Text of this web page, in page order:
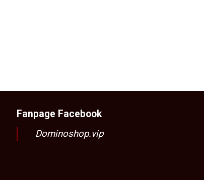
Fanpage Facebook
Dominoshop.vip